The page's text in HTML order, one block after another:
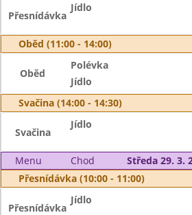
Přesnídávka
Jídlo
Oběd (11:00 - 14:00)
Oběd
Polévka
Jídlo
Svačina (14:00 - 14:30)
Svačina
Jídlo
Menu Chod
Středa 29. 3.
Přesnídávka (10:00 - 11:00)
Přesnídávka
Jídlo